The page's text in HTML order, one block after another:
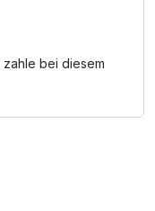
findet ihr in der
in der Infrarotkabine.
Kaffee und
bei diesem